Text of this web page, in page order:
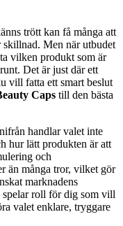
trött kan få många att
Men när utbudet
vilken produkt som är
Det är just där ett
vill fatta ett smart beslut
Caps till den bästa
handlar valet inte
hur lätt produkten är att
och
än många tror, vilket gör
marknadens
spelar roll för dig som vill
valet enklare, tryggare